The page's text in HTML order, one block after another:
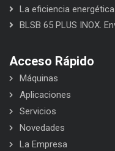
La eficiencia
BLSB 65 PLUS INOX.
Acceso Rápido
Máquinas
Aplicaciones
Servicios
Novedades
La Empresa